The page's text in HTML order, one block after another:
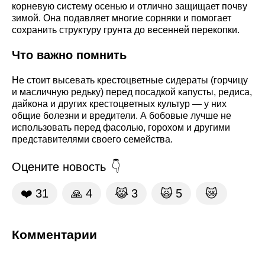
корневую систему осенью и отлично защищает почву
зимой. Она подавляет многие сорняки и помогает
сохранить структуру грунта до весенней перекопки.
Что важно помнить
Не стоит высевать крестоцветные сидераты (горчицу
и масличную редьку) перед посадкой капусты, редиса,
дайкона и других крестоцветных культур — у них
общие болезни и вредители. А бобовые лучше не
использовать перед фасолью, горохом и другими
представителями своего семейства.
Оцените новость
❤️ 31 🙏 4 😹 3 🙀 5 😿
Комментарии